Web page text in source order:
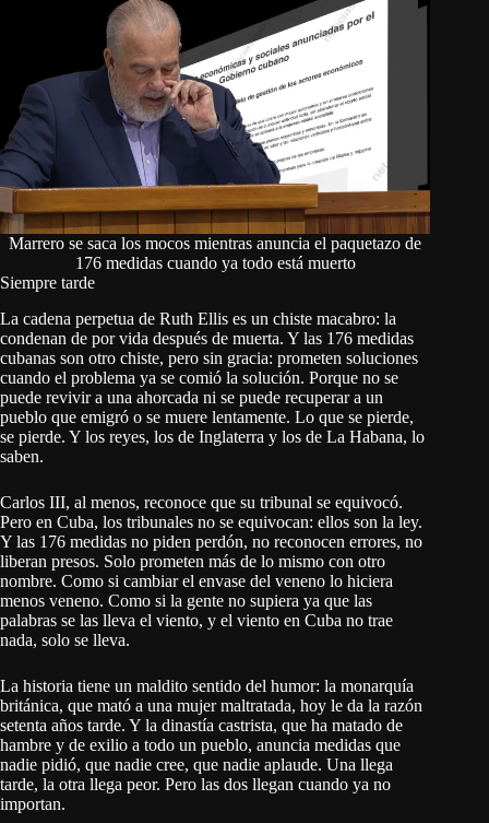
Marrero se saca los mocos mientras anuncia el paquetazo de
176 medidas cuando ya todo está muerto
Siempre tarde
La cadena perpetua de Ruth Ellis es un chiste macabro: la
condenan de por vida después de muerta. Y las 176 medidas
cubanas son otro chiste, pero sin gracia: prometen soluciones
cuando el problema ya se comió la solución. Porque no se
puede revivir a una ahorcada ni se puede recuperar a un
pueblo que emigró o se muere lentamente. Lo que se pierde,
se pierde. Y los reyes, los de Inglaterra y los de La Habana, lo
saben.
Carlos III, al menos, reconoce que su tribunal se equivocó.
Pero en Cuba, los tribunales no se equivocan: ellos son la ley.
Y las 176 medidas no piden perdón, no reconocen errores, no
liberan presos. Solo prometen más de lo mismo con otro
nombre. Como si cambiar el envase del veneno lo hiciera
menos veneno. Como si la gente no supiera ya que las
palabras se las lleva el viento, y el viento en Cuba no trae
nada, solo se lleva.
La historia tiene un maldito sentido del humor: la monarquía
británica, que mató a una mujer maltratada, hoy le da la razón
setenta años tarde. Y la dinastía castrista, que ha matado de
hambre y de exilio a todo un pueblo, anuncia medidas que
nadie pidió, que nadie cree, que nadie aplaude. Una llega
tarde, la otra llega peor. Pero las dos llegan cuando ya no
importan.